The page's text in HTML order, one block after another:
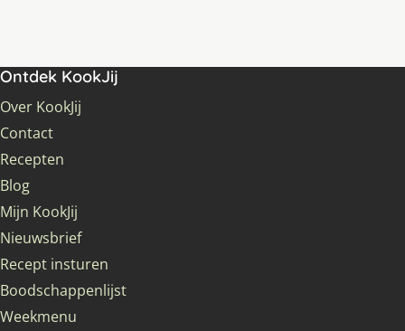
Ontdek KookJij
Over KookJij
Contact
Recepten
Blog
Mijn KookJij
Nieuwsbrief
Recept insturen
Boodschappenlijst
Weekmenu